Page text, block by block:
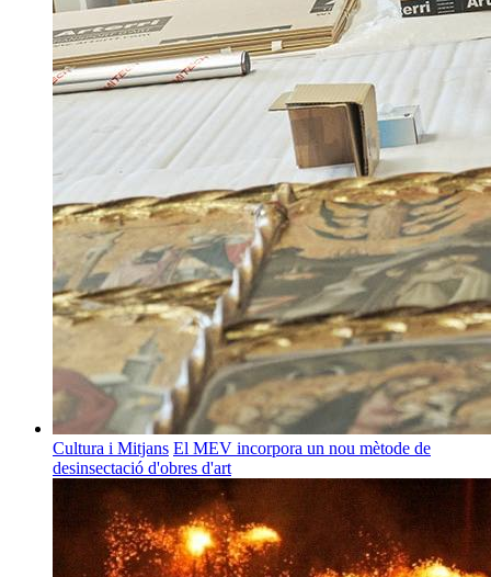
Cultura i Mitjans El MEV incorpora un nou mètode de
desinsectació d'obres d'art